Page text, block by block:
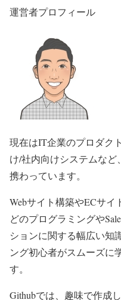
運営者プロフィール
現在はIT企業のプロダク
け/社内向けシステムな
携わっています。
Webサイト構築やECサイ
どのプログラミングや
ションに関する幅広い知
ング初心者がスムーズに
す。
Githubでは、趣味で作成